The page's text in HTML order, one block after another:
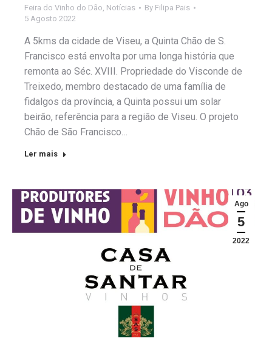
Feira do Vinho do Dão, Notícias By Filipa Pais
5 Agosto 2022
A 5kms da cidade de Viseu, a Quinta Chão de S.
Francisco está envolta por uma longa história que
remonta ao Séc. XVIII. Propriedade do Visconde de
Treixedo, membro destacado de uma família de
fidalgos da província, a Quinta possui um solar
beirão, referência para a região de Viseu. O projeto
Chão de São Francisco…
Ler mais
Ago
5
2022